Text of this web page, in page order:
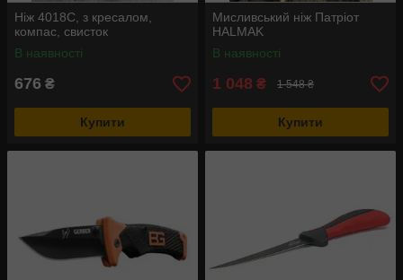
Ніж 4018С, з кресалом,
компас, свисток
В наявності
676 ₴
Купити
Мисливський ніж Патріот
HALMAK
В наявності
1 048 ₴ 1 548 ₴
Купити